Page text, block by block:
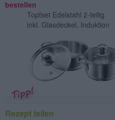
bestellen
Topfset Edelstahl 2-teilig
inkl. Glasdeckel, Induktion
Rezept teilen